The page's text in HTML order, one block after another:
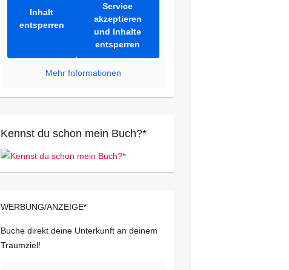
Inhalt
entsperren
Service
akzeptieren
und Inhalte
entsperren
Mehr Informationen
Kennst du schon mein Buch?*
WERBUNG/ANZEIGE*
Buche direkt deine Unterkunft an deinem
Traumziel!